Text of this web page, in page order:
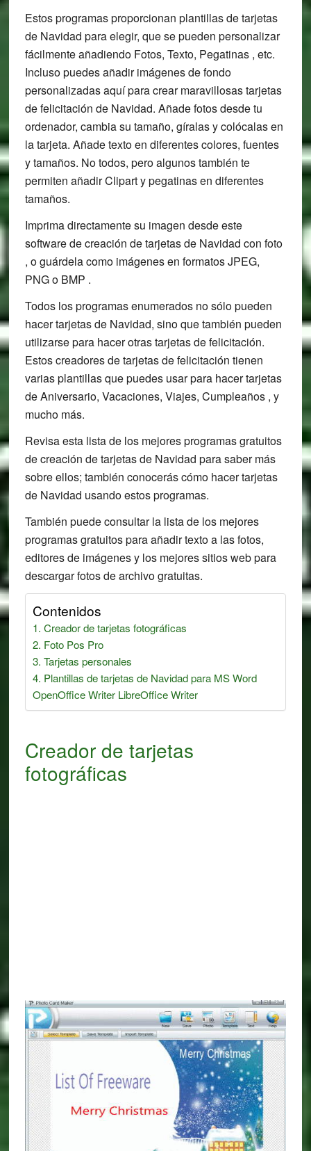
Estos programas proporcionan plantillas de tarjetas
de Navidad para elegir, que se pueden personalizar
fácilmente añadiendo Fotos, Texto, Pegatinas , etc.
Incluso puedes añadir imágenes de fondo
personalizadas aquí para crear maravillosas tarjetas
de felicitación de Navidad. Añade fotos desde tu
ordenador, cambia su tamaño, gíralas y colócalas en
la tarjeta. Añade texto en diferentes colores, fuentes
y tamaños. No todos, pero algunos también te
permiten añadir Clipart y pegatinas en diferentes
tamaños.
Imprima directamente su imagen desde este
software de creación de tarjetas de Navidad con foto
, o guárdela como imágenes en formatos JPEG,
PNG o BMP .
Todos los programas enumerados no sólo pueden
hacer tarjetas de Navidad, sino que también pueden
utilizarse para hacer otras tarjetas de felicitación.
Estos creadores de tarjetas de felicitación tienen
varias plantillas que puedes usar para hacer tarjetas
de Aniversario, Vacaciones, Viajes, Cumpleaños , y
mucho más.
Revisa esta lista de los mejores programas gratuitos
de creación de tarjetas de Navidad para saber más
sobre ellos; también conocerás cómo hacer tarjetas
de Navidad usando estos programas.
También puede consultar la lista de los mejores
programas gratuitos para añadir texto a las fotos,
editores de imágenes y los mejores sitios web para
descargar fotos de archivo gratuitas.
Contenidos
Creador de tarjetas fotográficas
Foto Pos Pro
Tarjetas personales
Plantillas de tarjetas de Navidad para MS Word
OpenOffice Writer LibreOffice Writer
Creador de tarjetas
fotográficas